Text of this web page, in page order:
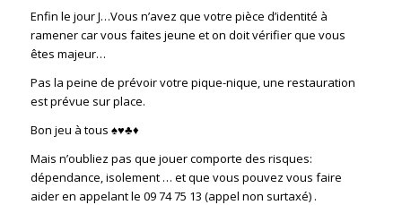
Enfin le jour J…Vous n’avez que votre pièce d’identité à
ramener car vous faites jeune et on doit vérifier que vous
êtes majeur…
Pas la peine de prévoir votre pique-nique, une restauration
est prévue sur place.
Bon jeu à tous ♠️♥️♣️♦️
Mais n’oubliez pas que jouer comporte des risques:
dépendance, isolement … et que vous pouvez vous faire
aider en appelant le 09 74 75 13 (appel non surtaxé) .